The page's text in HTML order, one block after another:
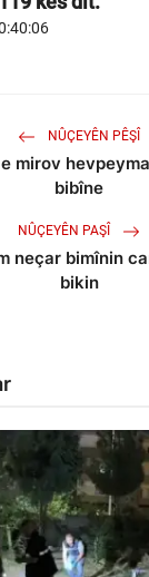
NÛÇEYÊN PÊŞÎ
mirov
bibîne
NÛÇEYÊN PAŞÎ
neçar bimînin
bikin